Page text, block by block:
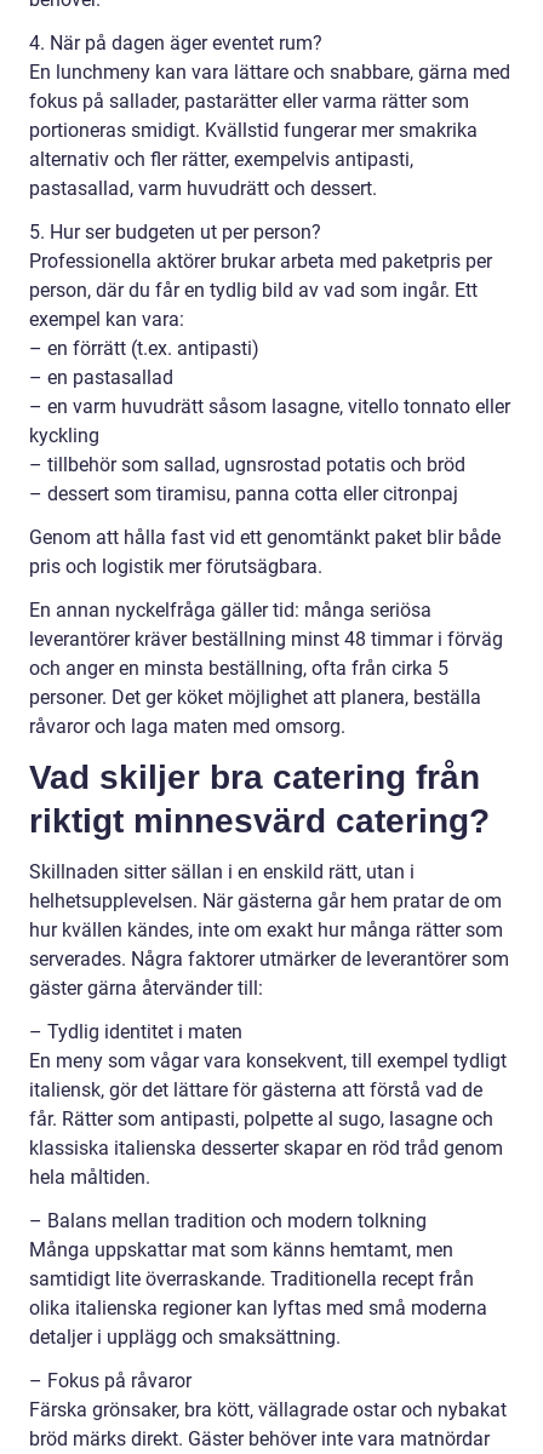
4. När på dagen äger eventet rum?
En lunchmeny kan vara lättare och snabbare, gärna med
fokus på sallader, pastarätter eller varma rätter som
portioneras smidigt. Kvällstid fungerar mer smakrika
alternativ och fler rätter, exempelvis antipasti,
pastasallad, varm huvudrätt och dessert.
5. Hur ser budgeten ut per person?
Professionella aktörer brukar arbeta med paketpris per
person, där du får en tydlig bild av vad som ingår. Ett
exempel kan vara:
– en förrätt (t.ex. antipasti)
– en pastasallad
– en varm huvudrätt såsom lasagne, vitello tonnato eller
kyckling
– tillbehör som sallad, ugnsrostad potatis och bröd
– dessert som tiramisu, panna cotta eller citronpaj
Genom att hålla fast vid ett genomtänkt paket blir både
pris och logistik mer förutsägbara.
En annan nyckelfråga gäller tid: många seriösa
leverantörer kräver beställning minst 48 timmar i förväg
och anger en minsta beställning, ofta från cirka 5
personer. Det ger köket möjlighet att planera, beställa
råvaror och laga maten med omsorg.
Vad skiljer bra catering från
riktigt minnesvärd catering?
Skillnaden sitter sällan i en enskild rätt, utan i
helhetsupplevelsen. När gästerna går hem pratar de om
hur kvällen kändes, inte om exakt hur många rätter som
serverades. Några faktorer utmärker de leverantörer som
gäster gärna återvänder till:
– Tydlig identitet i maten
En meny som vågar vara konsekvent, till exempel tydligt
italiensk, gör det lättare för gästerna att förstå vad de
får. Rätter som antipasti, polpette al sugo, lasagne och
klassiska italienska desserter skapar en röd tråd genom
hela måltiden.
– Balans mellan tradition och modern tolkning
Många uppskattar mat som känns hemtamt, men
samtidigt lite överraskande. Traditionella recept från
olika italienska regioner kan lyftas med små moderna
detaljer i upplägg och smaksättning.
– Fokus på råvaror
Färska grönsaker, bra kött, vällagrade ostar och nybakat
bröd märks direkt. Gäster behöver inte vara matnördar